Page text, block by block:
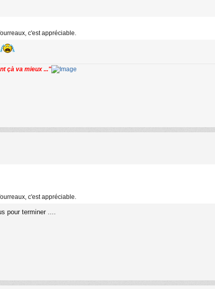
c'est appréciable.
çà va mieux ..."
c'est appréciable.
pour terminer ....